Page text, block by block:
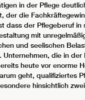
in der Pflege
der die
dass der Pflegeberuf in
mit
und seelischen
die in der
heute vor enorme
geht, qualifiziertes
hinsichtlich